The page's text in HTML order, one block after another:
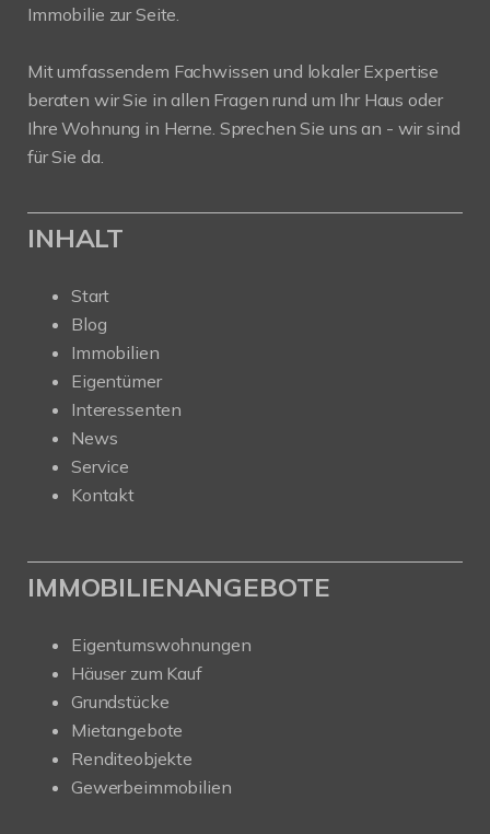
Immobilie zur Seite.
Mit umfassendem Fachwissen und lokaler Expertise
beraten wir Sie in allen Fragen rund um Ihr Haus oder
Ihre Wohnung in Herne. Sprechen Sie uns an - wir sind
für Sie da.
INHALT
Start
Blog
Immobilien
Eigentümer
Interessenten
News
Service
Kontakt
IMMOBILIENANGEBOTE
Eigentumswohnungen
Häuser zum Kauf
Grundstücke
Mietangebote
Renditeobjekte
Gewerbeimmobilien